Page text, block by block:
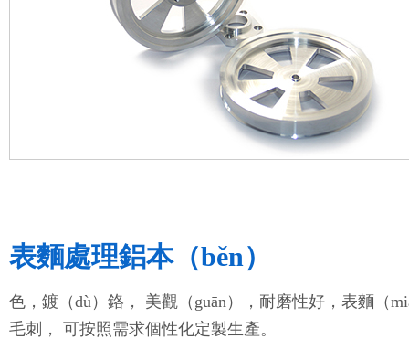
表麵處理鋁本（běn）
色，鍍（dù）鉻， 美觀（guān），耐磨性好，表麵（
毛刺， 可按照需求個性化定製生產。